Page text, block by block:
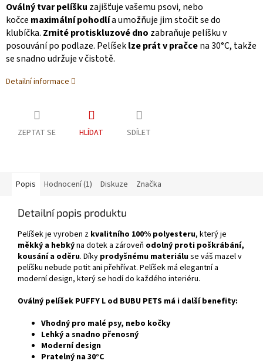
Oválný tvar pelíšku zajišťuje vašemu psovi, nebo
kočce maximální pohodlía umožňuje jim stočit se do
klubíčka. Zrnité protiskluzové dno zabraňuje pelíšku v
posouvání po podlaze. Pelíšeklze prát v pračcena 30°C, takže
se snadno udržuje v čistotě.
Detailní informace
ZEPTAT SE HLÍDAT SDÍLET
Popis Hodnocení (1) Diskuze Značka
Detailní popis produktu
Pelíšek je vyroben z kvalitního 100% polyesteru, který je
měkký a hebkýna dotek a zároveň odolný proti poškrábání,
kousání a oděru. Díky prodyšnému materiáluse váš mazel v
pelíšku nebude potit ani přehřívat. Pelíšek má elegantní a
moderní design, který se hodí do každého interiéru.
Oválný pelíšek PUFFY L od BUBU PETS má i další benefity:
Vhodný pro malé psy, nebo kočky
Lehký a snadno přenosný
Moderní design
Pratelný na 30°C